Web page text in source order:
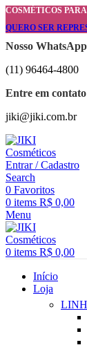
COSMÉTICOS
QUERO SER
Nosso WhatsApp
(11) 96464-4800
Entre em contato
jiki@jiki.com.br
Entrar / Cadastro
Search
0 Favoritos
0 items R$ 0,00
Menu
0 items R$ 0,00
Início
Loja